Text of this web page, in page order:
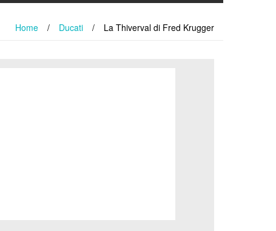
Home / Ducati / La Thiverval di Fred Krugger